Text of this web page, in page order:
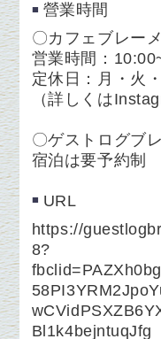
營業時間
〇カフェブレー
営業時間：
定休日：月・火
（詳しくは
〇ゲストログブ
宿泊は要予約制
URL
https://
8?
Bl1k4bejntuqJfg